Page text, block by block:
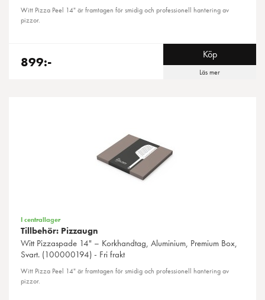
Witt Pizza Peel 14" är framtagen för smidig och professionell hantering av
pizzor.
899:- Köp
Läs mer
I centrallager
Tillbehör: Pizzaugn
WittPizzaspade 14" – Korkhandtag, Aluminium, Premium Box,
Svart. (100000194) - Fri frakt
Witt Pizza Peel 14" är framtagen för smidig och professionell hantering av
pizzor.